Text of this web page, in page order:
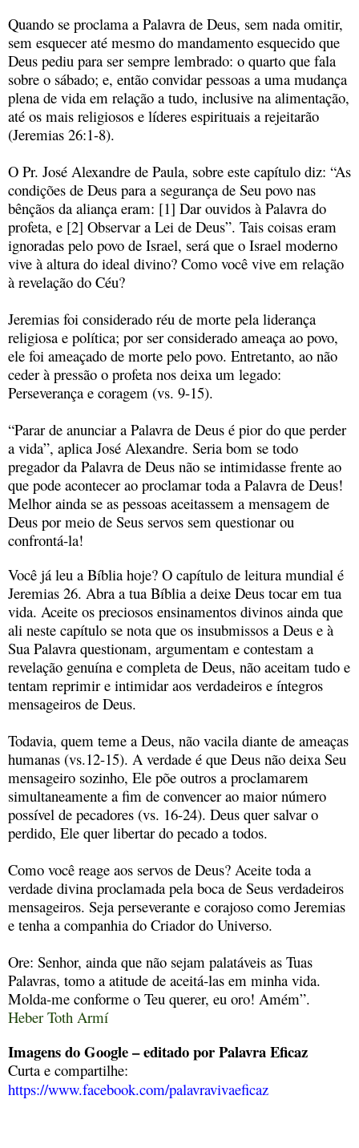
Quando se proclama a Palavra de Deus, sem nada omitir,
sem esquecer até mesmo do mandamento esquecido que
Deus pediu para ser sempre lembrado: o quarto que fala
sobre o sábado; e, então convidar pessoas a uma mudança
plena de vida em relação a tudo, inclusive na alimentação,
até os mais religiosos e líderes espirituais a rejeitarão
(Jeremias 26:1-8).
O Pr. José Alexandre de Paula, sobre este capítulo diz: “As
condições de Deus para a segurança de Seu povo nas
bênçãos da aliança eram: [1] Dar ouvidos à Palavra do
profeta, e [2] Observar a Lei de Deus”. Tais coisas eram
ignoradas pelo povo de Israel, será que o Israel moderno
vive à altura do ideal divino? Como você vive em relação
à revelação do Céu?
Jeremias foi considerado réu de morte pela liderança
religiosa e política; por ser considerado ameaça ao povo,
ele foi ameaçado de morte pelo povo. Entretanto, ao não
ceder à pressão o profeta nos deixa um legado:
Perseverança e coragem (vs. 9-15).
“Parar de anunciar a Palavra de Deus é pior do que perder
a vida”, aplica José Alexandre. Seria bom se todo
pregador da Palavra de Deus não se intimidasse frente ao
que pode acontecer ao proclamar toda a Palavra de Deus!
Melhor ainda se as pessoas aceitassem a mensagem de
Deus por meio de Seus servos sem questionar ou
confrontá-la!
Você já leu a Bíblia hoje? O capítulo de leitura mundial é
Jeremias 26. Abra a tua Bíblia a deixe Deus tocar em tua
vida. Aceite os preciosos ensinamentos divinos ainda que
ali neste capítulo se nota que os insubmissos a Deus e à
Sua Palavra questionam, argumentam e contestam a
revelação genuína e completa de Deus, não aceitam tudo e
tentam reprimir e intimidar aos verdadeiros e íntegros
mensageiros de Deus.
Todavia, quem teme a Deus, não vacila diante de ameaças
humanas (vs.12-15). A verdade é que Deus não deixa Seu
mensageiro sozinho, Ele põe outros a proclamarem
simultaneamente a fim de convencer ao maior número
possível de pecadores (vs. 16-24). Deus quer salvar o
perdido, Ele quer libertar do pecado a todos.
Como você reage aos servos de Deus? Aceite toda a
verdade divina proclamada pela boca de Seus verdadeiros
mensageiros. Seja perseverante e corajoso como Jeremias
e tenha a companhia do Criador do Universo.
Ore: Senhor, ainda que não sejam palatáveis as Tuas
Palavras, tomo a atitude de aceitá-las em minha vida.
Molda-me conforme o Teu querer, eu oro! Amém”.
Heber Toth Armí
Imagens do Google – editado por Palavra Eficaz
Curta e compartilhe:
https://www.facebook.com/palavravivaeficaz